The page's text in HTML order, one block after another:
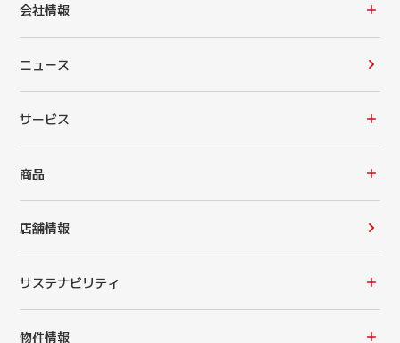
会社情報
ニュース
サービス
商品
店舗情報
サステナビリティ
物件情報